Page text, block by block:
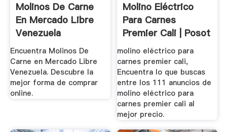
Molinos De Carne
En Mercado Libre
Venezuela
Encuentra Molinos De
Carne en Mercado Libre
Venezuela. Descubre la
mejor forma de comprar
online.
Molino Eléctrico
Para Carnes
Premier Cali | Posot
.
molino eléctrico para
carnes premier cali,
Encuentra lo que buscas
entre los 111 anuncios de
molino eléctrico para
carnes premier cali al
mejor precio.